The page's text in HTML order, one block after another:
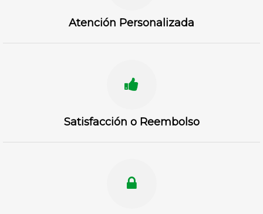
Atención Personalizada
Satisfacción o Reembolso